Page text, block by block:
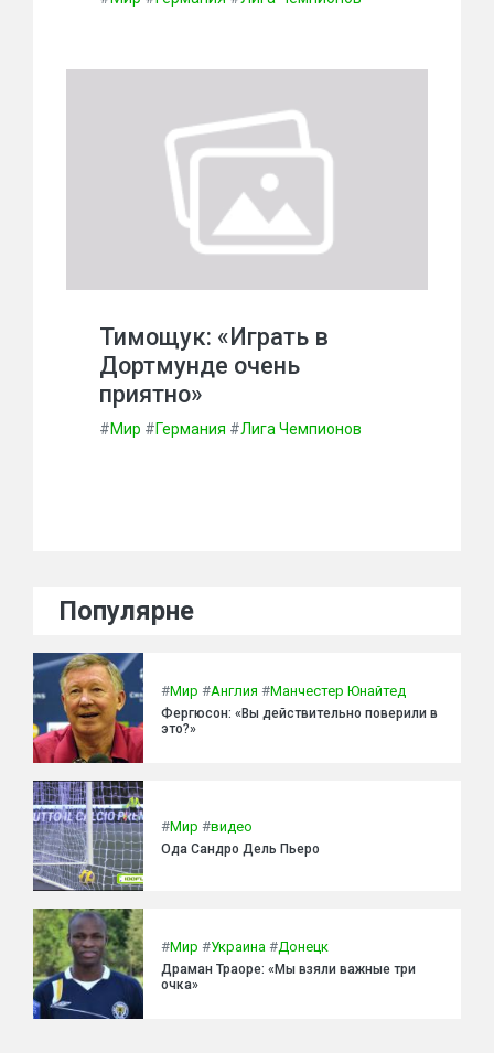
Тимощук: «Играть в
Дортмунде очень
приятно»
#Мир #Германия #Лига Чемпионов
Популярне
#Мир #Англия #Манчестер Юнайтед
Фергюсон: «Вы действительно поверили в
это?»
#Мир #видео
Ода Сандро Дель Пьеро
#Мир #Украина #Донецк
Драман Траоре: «Мы взяли важные три
очка»